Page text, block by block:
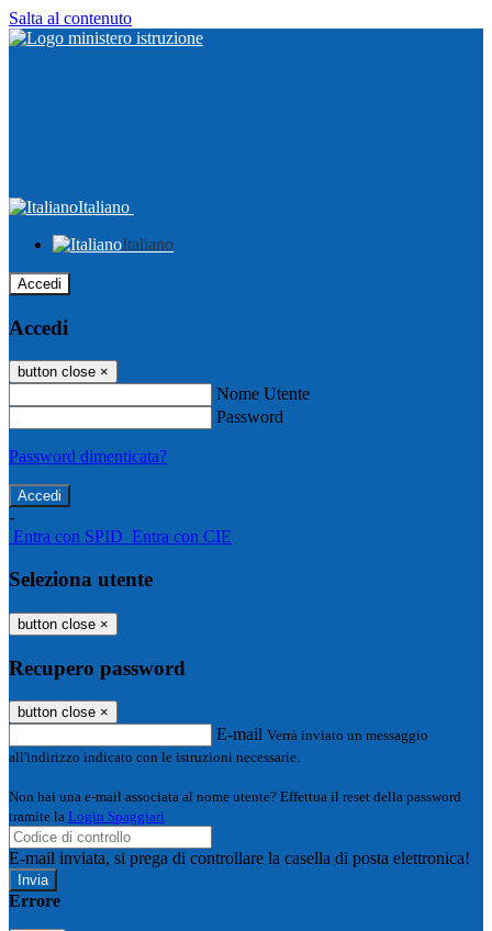
Salta al contenuto
Italiano
Italiano
Accedi
Accedi
button close ×
Nome Utente
Password
Password dimenticata?
-
Entra con SPID Entra con CIE
Seleziona utente
button close ×
Recupero password
button close ×
E-mail Verrà inviato un messaggio
all'indirizzo indicato con le istruzioni necessarie.
Non hai una e-mail associata al nome utente? Effettua il reset della password
tramite la Login Spaggiari
E-mail inviata, si prega di controllare la casella di posta elettronica!
Errore